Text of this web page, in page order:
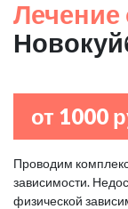
от 1000
Проводим
зависимости.
физической